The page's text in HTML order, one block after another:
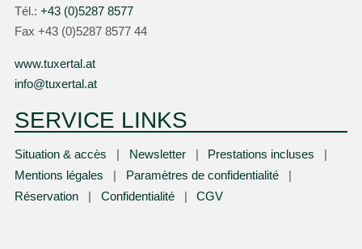
Tél.:+43 (0)5287 8577
Fax +43 (0)5287 8577 44
www.tuxertal.at
info@tuxertal.at
SERVICE LINKS
Situation & accès Newsletter
Prestations incluses
Mentions légales
Paramètres de confidentialité
Réservation
Confidentialité CGV